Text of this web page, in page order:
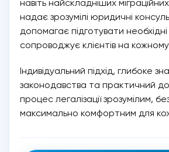
навіть найскладніших
надає зрозумілі юридичні
допомагає підготувати
сопроводжує клієнтів на
Індивідуальний підхід, глибоке
законодавства та практичний
процес легалізації зрозумілим,
максимально комфортним для